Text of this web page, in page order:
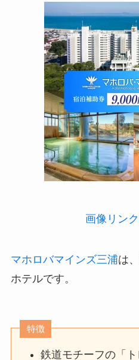
画像リン
マホロバマインズ三浦は
ホテルです。
特徴
鉄道モチーフの「